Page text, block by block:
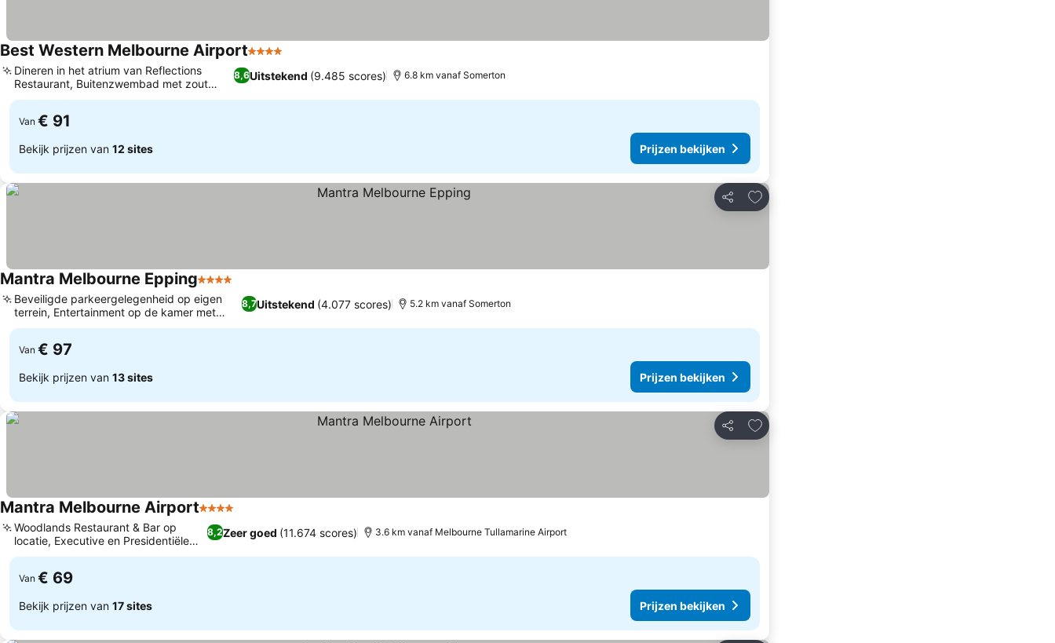
Best Western Melbourne Airport4 Sterren
8,6Uitstekend (9.485 scores)
Dineren in het atrium van Reflections
Restaurant, Buitenzwembad met zout
water en spa
6.8 km vanaf Somerton
Van € 91
Bekijk prijzen van 12 sites Prijzen bekijken
Delen
Toevoegen aan favorieten
Mantra Melbourne Epping4 Sterren
8,7Uitstekend (4.077 scores)
Beveiligde parkeergelegenheid op eigen
terrein, Entertainment op de kamer met
Chromecast
5.2 km vanaf Somerton
Van € 97
Bekijk prijzen van 13 sites Prijzen bekijken
Delen
Toevoegen aan favorieten
Mantra Melbourne Airport4 Sterren
8,2Zeer goed (11.674 scores)
Woodlands Restaurant & Bar op
locatie, Executive en Presidentiële
suites
3.6 km vanaf Melbourne Tullamarine Airport
Van € 69
Bekijk prijzen van 17 sites Prijzen bekijken